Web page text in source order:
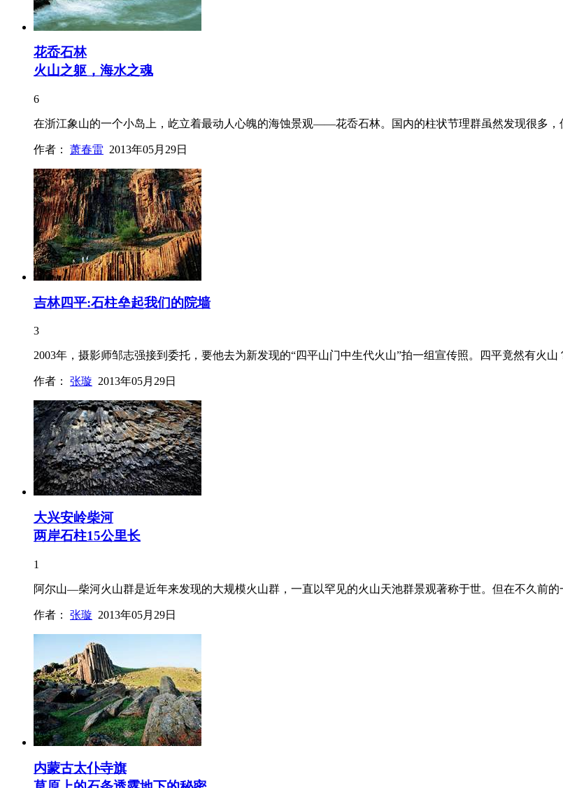
花岙石林
火山之躯，海水之魂
6
在浙江象山的一个小岛上，屹立着最动人心魄的海蚀景观——花岙石林。国内的柱状节理群虽然发现很多
作者： 萧春雷 2013年05月29日
吉林四平:石柱垒起我们的院墙
3
2003年，摄影师邹志强接到委托，要他去为新发现的“四平山门中生代火山”拍一组宣传照。四平竟然有火
作者： 张璇 2013年05月29日
大兴安岭柴河
两岸石柱15公里长
1
阿尔山—柴河火山群是近年来发现的大规模火山群，一直以罕见的火山天池群景观著称于世。但在不久前
作者： 张璇 2013年05月29日
内蒙古太仆寺旗